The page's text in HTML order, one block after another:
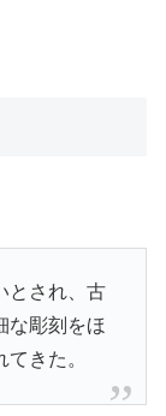
とされ、古
な彫刻をほ
きた。